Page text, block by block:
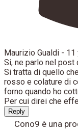
Maurizio Gualdi - 11
Si, ne parlo nel post
Si tratta di quello
rosso e colature di
forno quando ho
Per cui direi che
Reply
Cono9 è una